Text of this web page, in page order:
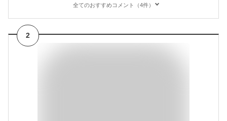
全てのおすすめコメント（4件）
2